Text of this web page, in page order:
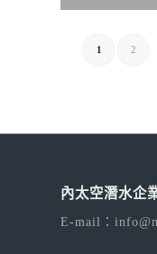
1 2
內太空潛水企
E-mail：